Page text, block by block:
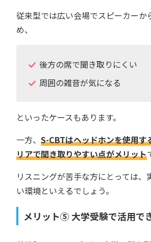
従来型では広い会場でスピーカーか
め、
後方の席で聞き取りにくい
周囲の雑音が気になる
といったケースもあります。
一方、 S-CBTはヘッドホンを使用す
リアで聞き取りやすい点がメリット
リスニングが苦手な方にとっては、
い環境といえるでしょう。
メリット⑤ 大学受験で活用で